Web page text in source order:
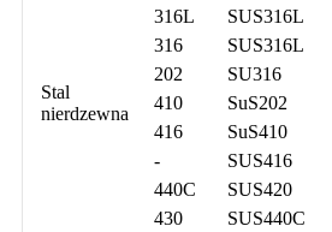
Stal
nierdzewna
316L
SUS316L
316
SUS316L
202
SU316
410
SuS202
416
SuS410
-
SUS416
440C
SUS420
430
SUS440C